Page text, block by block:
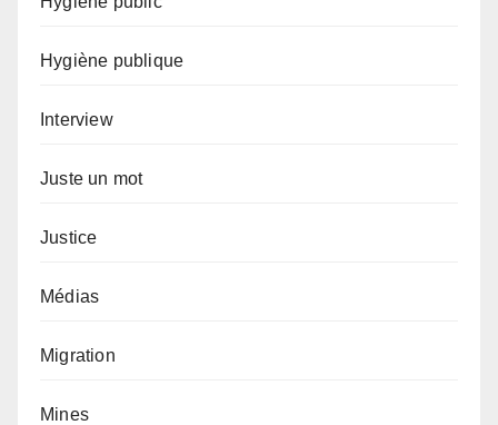
Hygiène publique
Interview
Juste un mot
Justice
Médias
Migration
Mines